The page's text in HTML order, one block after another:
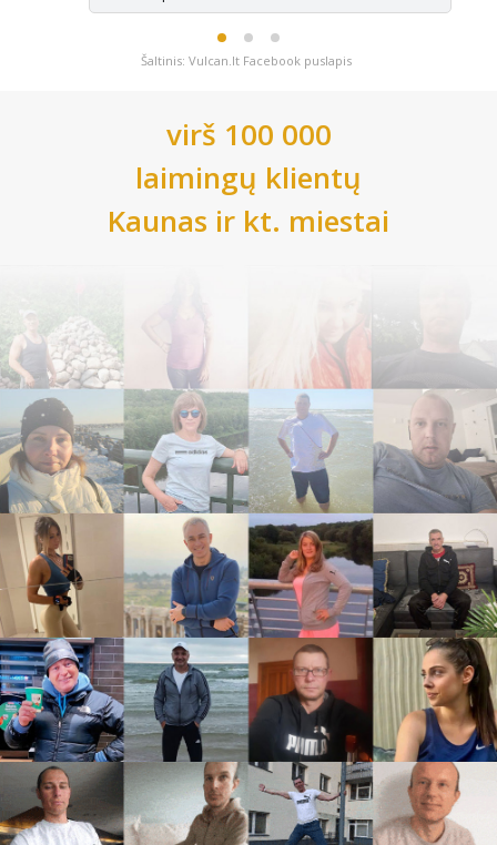
Šaltinis: Vulcan.lt Facebook puslapis
virš 100 000
laimingų klientų
Kaunas ir kt. miestai